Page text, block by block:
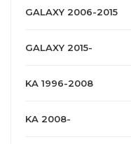
GALAXY 2006-2015
GALAXY 2015-
KA 1996-2008
KA 2008-